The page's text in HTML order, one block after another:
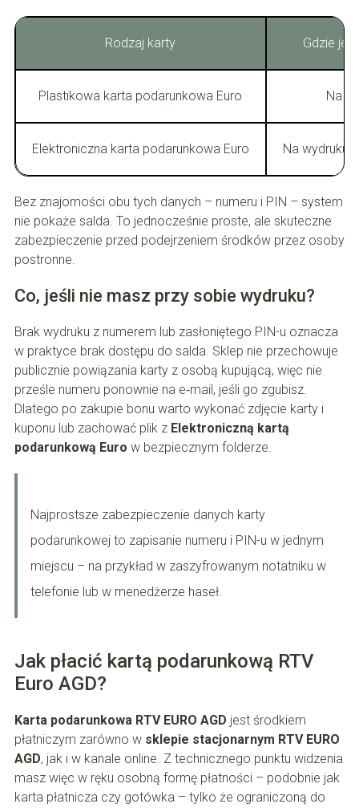
Rodzaj karty Gdzie
Plastikowa karta podarunkowa Euro Na
Elektroniczna karta podarunkowa Euro Na wydruku
Bez znajomości obu tych danych – numeru i PIN – system
nie pokaże salda. To jednocześnie proste, ale skuteczne
zabezpieczenie przed podejrzeniem środków przez osoby
postronne.
Co, jeśli nie masz przy sobie wydruku?
Brak wydruku z numerem lub zasłoniętego PIN-u oznacza
w praktyce brak dostępu do salda. Sklep nie przechowuje
publicznie powiązania karty z osobą kupującą, więc nie
prześle numeru ponownie na e‑mail, jeśli go zgubisz.
Dlatego po zakupie bonu warto wykonać zdjęcie karty i
kuponu lub zachować plik z Elektroniczną kartą
podarunkową Euro w bezpiecznym folderze.
Najprostsze zabezpieczenie danych karty
podarunkowej to zapisanie numeru i PIN-u w jednym
miejscu – na przykład w zaszyfrowanym notatniku w
telefonie lub w menedżerze haseł.
Jak płacić kartą podarunkową RTV
Euro AGD?
Karta podarunkowa RTV EURO AGD jest środkiem
płatniczym zarówno w sklepie stacjonarnym RTV EURO
AGD, jak i w kanale online. Z technicznego punktu widzenia
masz więc w ręku osobną formę płatności – podobnie jak
karta płatnicza czy gotówka – tylko że ograniczoną do